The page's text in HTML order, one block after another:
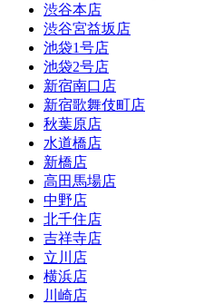
渋谷本店
渋谷宮益坂店
池袋1号店
池袋2号店
新宿南口店
新宿歌舞伎町店
秋葉原店
水道橋店
新橋店
高田馬場店
中野店
北千住店
吉祥寺店
立川店
横浜店
川崎店